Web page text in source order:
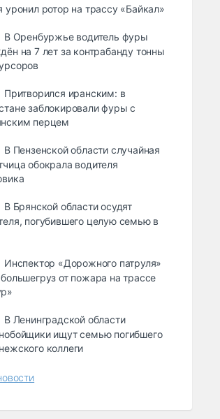
уронил ротор на трассу «Байкал»
В Оренбуржье водитель фуры
на 7 лет за контрабанду тонны
Притворился иранским: в
заблокировали фуры с
перцем
В Пензенской области случайная
обокрала водителя
В Брянской области осудят
погубившего целую семью в
Инспектор «Дорожного патруля»
от пожара на трассе
В Ленинградской области
ищут семью погибшего
коллеги